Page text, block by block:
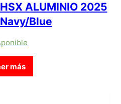
ALUMINIO 2025
Blue
más